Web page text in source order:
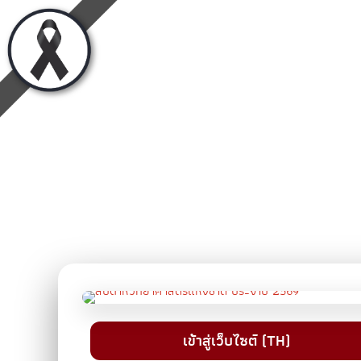
เข้าสู่เว็บไซต์ (TH)